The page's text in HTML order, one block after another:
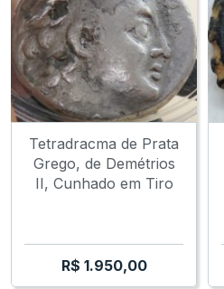
Tetradracma de Prata
Grego, de Demétrios
II, Cunhado em Tiro
R$ 1.950,00